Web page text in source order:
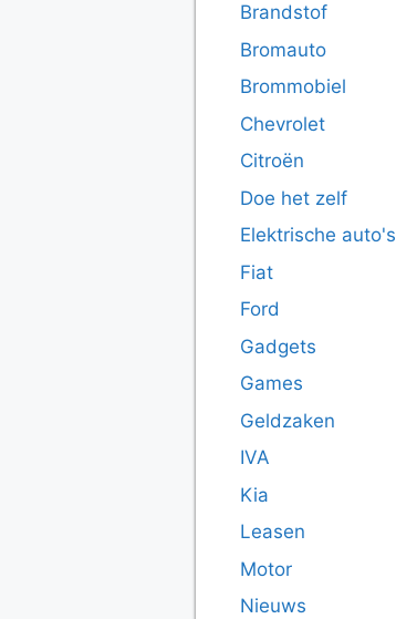
Brandstof
Bromauto
Brommobiel
Chevrolet
Citroën
Doe het zelf
Elektrische auto's
Fiat
Ford
Gadgets
Games
Geldzaken
IVA
Kia
Leasen
Motor
Nieuws